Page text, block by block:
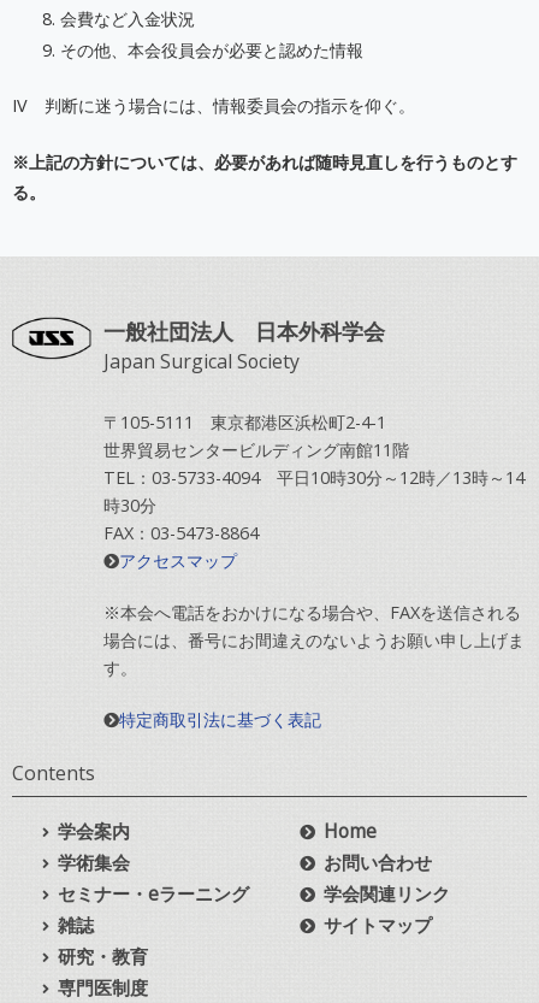
会費など入金状況
その他、本会役員会が必要と認めた情報
IV 判断に迷う場合には、情報委員会の指示を仰ぐ。
※上記の方針については、必要があれば随時見直しを行うものとす
る。
一般社団法人 日本外科学会
Japan Surgical Society
〒105-5111 東京都港区浜松町2-4-1
世界貿易センタービルディング南館11階
TEL：03-5733-4094 平日10時30分～12時／13時～14
時30分
FAX：03-5473-8864
アクセスマップ
※本会へ電話をおかけになる場合や、FAXを送信される
場合には、番号にお間違えのないようお願い申し上げま
す。
特定商取引法に基づく表記
Contents
学会案内
学術集会
セミナー・eラーニング
雑誌
研究・教育
専門医制度
Home
お問い合わせ
学会関連リンク
サイトマップ